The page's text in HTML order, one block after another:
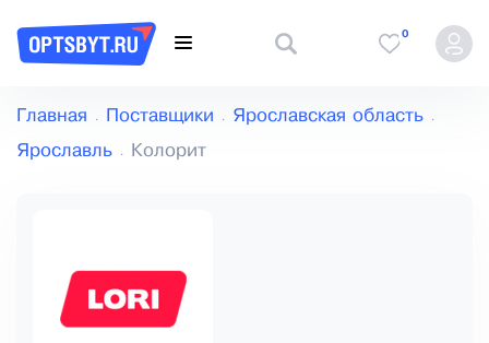
0
Главная Поставщики Ярославская область
Ярославль Колорит